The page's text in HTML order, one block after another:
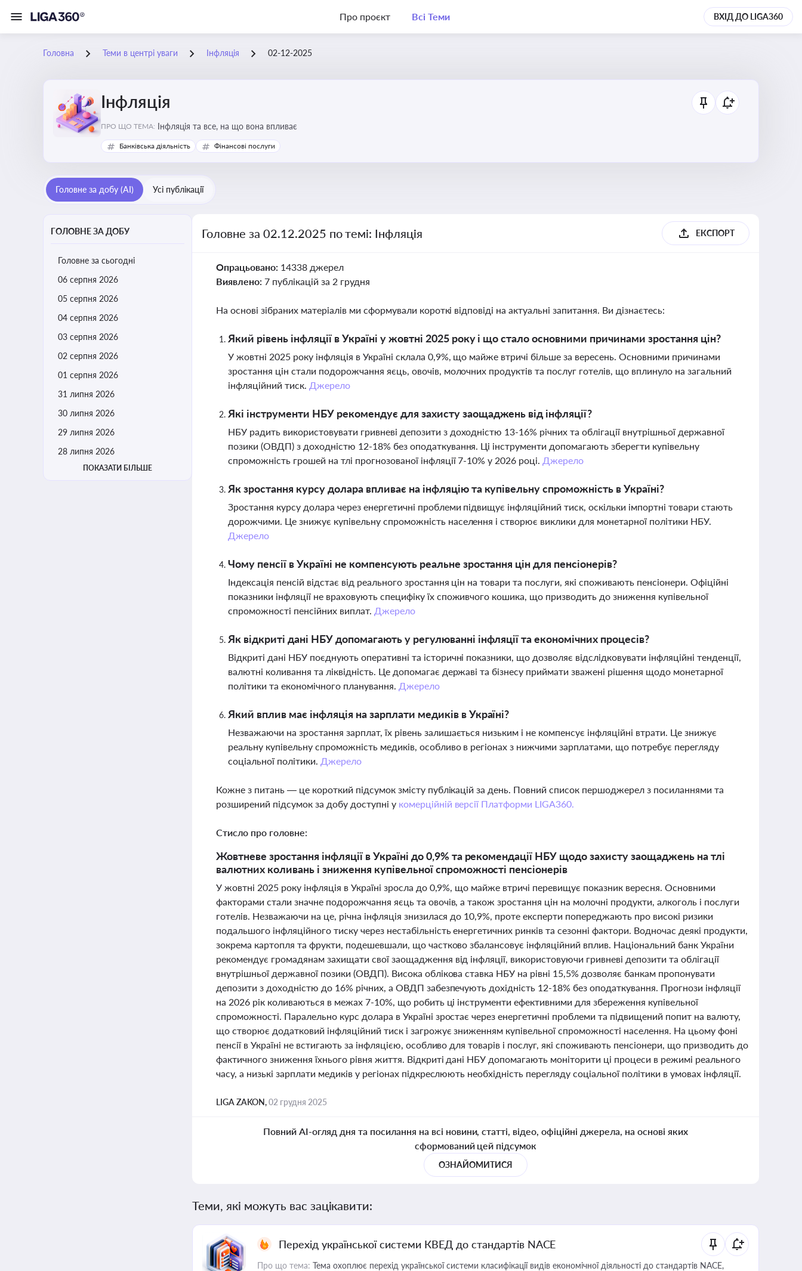
Про проєкт Всі Теми ВХІД ДО LIGA360
Головна Теми в центрі уваги Інфляція 02-12-2025
Інфляція
ПРО ЩО ТЕМА: Інфляція та все, на що вона впливає
Банківська діяльність Фінансові послуги
Головне за добу (AI) Усі публікації
ГОЛОВНЕ ЗА ДОБУ
Головне за сьогодні
06 серпня 2026
05 серпня 2026
04 серпня 2026
03 серпня 2026
02 серпня 2026
01 серпня 2026
31 липня 2026
30 липня 2026
29 липня 2026
28 липня 2026
ПОКАЗАТИ БІЛЬШЕ
Головне за 02.12.2025 по темі: Інфляція ЕКСПОРТ
Опрацьовано: 14338 джерел
Виявлено: 7 публікацій за 2 грудня
На основі зібраних матеріалів ми сформували короткі відповіді на актуальні запитання. Ви дізнаєтесь:
Який рівень інфляції в Україні у жовтні 2025 року і що стало основними причинами зростання цін?
У жовтні 2025 року інфляція в Україні склала 0,9%, що майже втричі більше за вересень. Основними причинами
зростання цін стали подорожчання яєць, овочів, молочних продуктів та послуг готелів, що вплинуло на загальний
інфляційний тиск. Джерело
Які інструменти НБУ рекомендує для захисту заощаджень від інфляції?
НБУ радить використовувати гривневі депозити з доходністю 13-16% річних та облігації внутрішньої державної
позики (ОВДП) з доходністю 12-18% без оподаткування. Ці інструменти допомагають зберегти купівельну
спроможність грошей на тлі прогнозованої інфляції 7-10% у 2026 році. Джерело
Як зростання курсу долара впливає на інфляцію та купівельну спроможність в Україні?
Зростання курсу долара через енергетичні проблеми підвищує інфляційний тиск, оскільки імпортні товари стають
дорожчими. Це знижує купівельну спроможність населення і створює виклики для монетарної політики НБУ.
Джерело
Чому пенсії в Україні не компенсують реальне зростання цін для пенсіонерів?
Індексація пенсій відстає від реального зростання цін на товари та послуги, які споживають пенсіонери. Офіційні
показники інфляції не враховують специфіку їх споживчого кошика, що призводить до зниження купівельної
спроможності пенсійних виплат. Джерело
Як відкриті дані НБУ допомагають у регулюванні інфляції та економічних процесів?
Відкриті дані НБУ поєднують оперативні та історичні показники, що дозволяє відслідковувати інфляційні тенденції,
валютні коливання та ліквідність. Це допомагає державі та бізнесу приймати зважені рішення щодо монетарної
політики та економічного планування. Джерело
Який вплив має інфляція на зарплати медиків в Україні?
Незважаючи на зростання зарплат, їх рівень залишається низьким і не компенсує інфляційні втрати. Це знижує
реальну купівельну спроможність медиків, особливо в регіонах з нижчими зарплатами, що потребує перегляду
соціальної політики. Джерело
Кожне з питань — це короткий підсумок змісту публікацій за день. Повний список першоджерел з посиланнями та
розширений підсумок за добу доступні у комерційній версії Платформи LIGA360.
Стисло про головне:
Жовтневе зростання інфляції в Україні до 0,9% та рекомендації НБУ щодо захисту заощаджень на тлі
валютних коливань і зниження купівельної спроможності пенсіонерів
У жовтні 2025 року інфляція в Україні зросла до 0,9%, що майже втричі перевищує показник вересня. Основними
факторами стали значне подорожчання яєць та овочів, а також зростання цін на молочні продукти, алкоголь і послуги
готелів. Незважаючи на це, річна інфляція знизилася до 10,9%, проте експерти попереджають про високі ризики
подальшого інфляційного тиску через нестабільність енергетичних ринків та сезонні фактори. Водночас деякі продукти,
зокрема картопля та фрукти, подешевшали, що частково збалансовує інфляційний вплив. Національний банк України
рекомендує громадянам захищати свої заощадження від інфляції, використовуючи гривневі депозити та облігації
внутрішньої державної позики (ОВДП). Висока облікова ставка НБУ на рівні 15,5% дозволяє банкам пропонувати
депозити з доходністю до 16% річних, а ОВДП забезпечують дохідність 12-18% без оподаткування. Прогнози інфляції
на 2026 рік коливаються в межах 7-10%, що робить ці інструменти ефективними для збереження купівельної
спроможності. Паралельно курс долара в Україні зростає через енергетичні проблеми та підвищений попит на валюту,
що створює додатковий інфляційний тиск і загрожує зниженням купівельної спроможності населення. На цьому фоні
пенсії в Україні не встигають за інфляцією, особливо для товарів і послуг, які споживають пенсіонери, що призводить до
фактичного зниження їхнього рівня життя. Відкриті дані НБУ допомагають моніторити ці процеси в режимі реального
часу, а низькі зарплати медиків у регіонах підкреслюють необхідність перегляду соціальної політики в умовах інфляції.
LIGA ZAKON,02 грудня 2025
Повний AI-огляд дня та посилання на всі новини, статті, відео, офіційні джерела, на основі яких
сформований цей підсумок
ОЗНАЙОМИТИСЯ
Теми, які можуть вас зацікавити:
Перехід української системи КВЕД до стандартів NACE
Про що тема: Тема охоплює перехід української системи класифікації видів економічної діяльності до стандартів NACE,